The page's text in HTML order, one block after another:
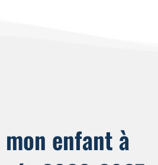
enfant à